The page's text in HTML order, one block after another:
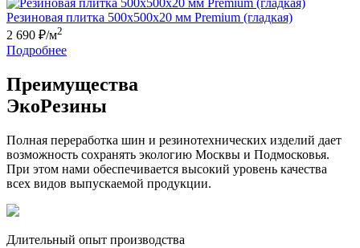
Резиновая плитка 500х500x20 мм Premium (гладкая)
2 690 ₽/м2
Подробнее
Преимущества
ЭкоРезины
Полная переработка шин и резинотехнических изделий дает
возможность сохранять экологию Москвы и Подмосковья.
При этом нами обеспечивается высокий уровень качества
всех видов выпускаемой продукции.
Длительный опыт производства